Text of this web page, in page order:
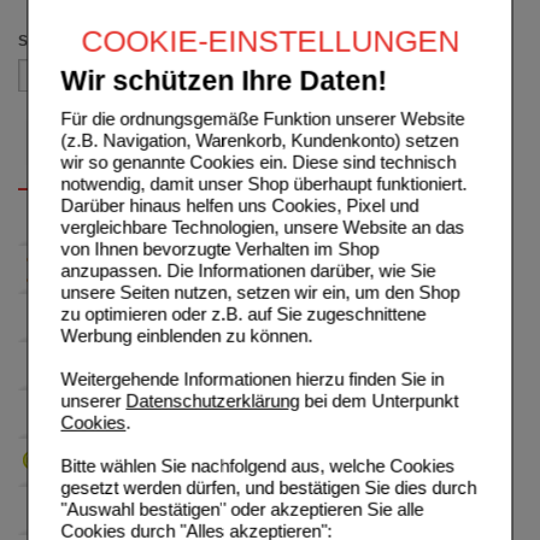
COOKIE-EINSTELLUNGEN
Wir schützen Ihre Daten!
Für die ordnungsgemäße Funktion unserer Website
(z.B. Navigation, Warenkorb, Kundenkonto) setzen
wir so genannte Cookies ein. Diese sind technisch
notwendig, damit unser Shop überhaupt funktioniert.
Darüber hinaus helfen uns Cookies, Pixel und
vergleichbare Technologien, unsere Website an das
von Ihnen bevorzugte Verhalten im Shop
anzupassen. Die Informationen darüber, wie Sie
unsere Seiten nutzen, setzen wir ein, um den Shop
zu optimieren oder z.B. auf Sie zugeschnittene
Werbung einblenden zu können.
Weitergehende Informationen hierzu finden Sie in
unserer Datenschutzerklärungbei dem Unterpunkt
Cookies.
Bitte wählen Sie nachfolgend aus, welche Cookies
gesetzt werden dürfen, und bestätigen Sie dies durch
"Auswahl bestätigen" oder akzeptieren Sie alle
Cookies durch "Alles akzeptieren":
Sortieren nach